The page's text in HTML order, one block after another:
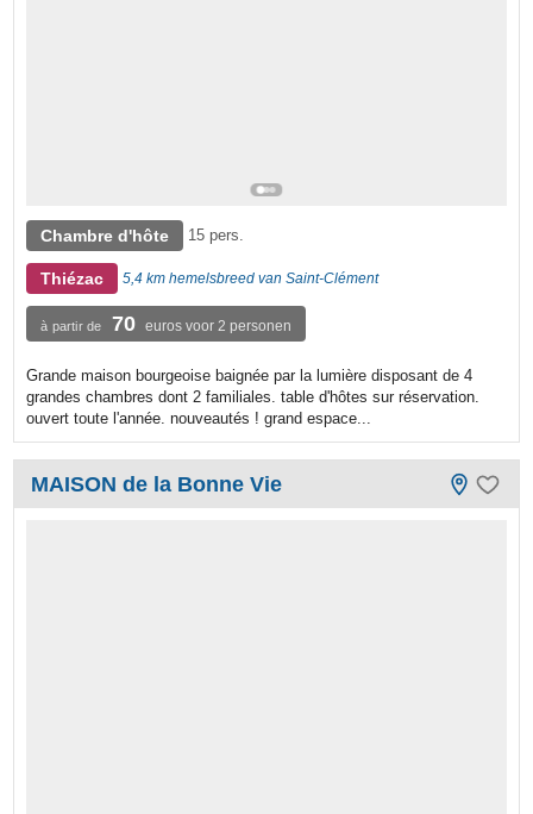
Chambre d'hôte 15 pers.
Thiézac 5,4 km hemelsbreed van Saint-Clément
à partir de 70 euros voor 2 personen
Grande maison bourgeoise baignée par la lumière disposant de 4
grandes chambres dont 2 familiales. table d'hôtes sur réservation.
ouvert toute l'année. nouveautés ! grand espace...
MAISON de la Bonne Vie